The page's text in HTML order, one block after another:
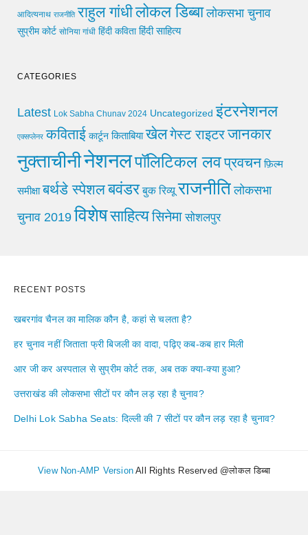
आदित्यनाथ राजनीति राहुल गांधीलोकल डिब्बा लोकसभा चुनाव
सुप्रीम कोर्ट सोनिया गांधी हिंदी कविता हिंदी साहित्य
CATEGORIES
Latest Lok Sabha Chunav 2024 Uncategorized इंटरनेशनल
एक्सप्लेनर कविताई कार्टून किताबिया खेलगेस्ट राइटरजानकार
नुक्ताचीनीनेशनलपॉलिटिकल लवप्रवचन फ़िल्म
समीक्षा बर्थडे स्पेशलबवंडर बुक रिव्यू राजनीति लोकसभा
चुनाव 2019 विशेषसाहित्यसिनेमा सोशलपुर
RECENT POSTS
खबरगांव चैनल का मालिक कौन है, कहां से चलता है?
हर चुनाव नहीं जिताता फ्री बिजली का वादा, पढ़िए कब-कब हार मिली
आर जी कर अस्पताल से सुप्रीम कोर्ट तक, अब तक क्या-क्या हुआ?
उत्तराखंड की लोकसभा सीटों पर कौन लड़ रहा है चुनाव?
Delhi Lok Sabha Seats: दिल्ली की 7 सीटों पर कौन लड़ रहा है चुनाव?
View Non-AMP Version All Rights Reserved @लोकल डिब्बा